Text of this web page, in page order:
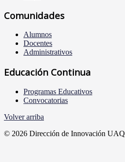
Comunidades
Alumnos
Docentes
Administrativos
Educación Continua
Programas Educativos
Convocatorias
Volver arriba
© 2026 Dirección de Innovación UAQ